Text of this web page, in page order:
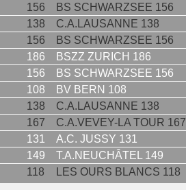
156 BS SCHWARZSEE 156
138 C.A.LAUSANNE 138
156 BS SCHWARZSEE 156
186 BSZZ ZURICH 186
156 BS SCHWARZSEE 156
108 BV BERN 108
138 C.A.LAUSANNE 138
167 C.A.VEVEY-LA TOUR 167
131 A.C. JUSSY 131
149 T.A.NEUCHÂTEL 149
118 LES OURS BLANCS 118